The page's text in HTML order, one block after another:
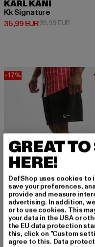
KARL KANI
Kk Signature
35,99 EUR
Derzeitiger Preis: 35,99 EUR
39,99 EUR
-17%
KARL KANI
Small Signature Mesh
29,04 EUR
Derzeitiger Preis: 29,04
34,99 EUR
GREAT TO
HERE!
DefShop uses cookies to
save your preferences,
provide and measure
advertising. In addition,
or to use cookies. This
your data in the USA or
the EU data protection
this, click on "Custom
agree to this. Data